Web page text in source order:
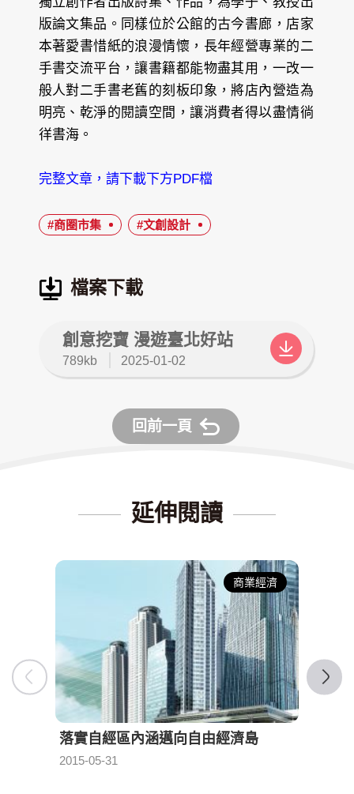
版論文集品。同樣位於公館的古今書廊，店家
本著愛書惜紙的浪漫情懷，長年經營專業的二
手書交流平台，讓書籍都能物盡其用，一改一
般人對二手書老舊的刻板印象，將店內營造為
明亮、乾淨的閱讀空間，讓消費者得以盡情徜
徉書海。
完整文章，請下載下方PDF檔
#商圈市集 #文創設計
檔案下載
創意挖寶 漫遊臺北好站
檔
案
789kb
更
新
期
2025-01-02
回前一頁
延伸閱讀
商業經濟
落實自經區內涵邁向自由經濟島
2015-05-31